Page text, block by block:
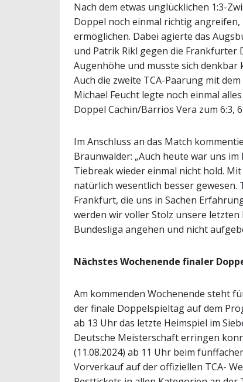
Nach dem etwas unglücklichen 1:3-
Doppel noch einmal richtig
ermöglichen. Dabei agierte das
und Patrik Rikl gegen die
Augenhöhe und musste sich denkbar
Auch die zweite TCA-Paarung mit
Michael Feucht legte noch einmal
Doppel Cachin/Barrios Vera zum 6:3,
Im Anschluss an das Match
Braunwalder: „Auch heute war uns
Tiebreak wieder einmal nicht hold.
natürlich wesentlich besser
Frankfurt, die uns in Sachen
werden wir voller Stolz unsere
Bundesliga angehen und nicht
Nächstes Wochenende finaler
Am kommenden Wochenende steht
der finale Doppelspieltag auf dem
ab 13 Uhr das letzte Heimspiel im
Deutsche Meisterschaft erringen
(11.08.2024) ab 11 Uhr beim
Vorverkauf auf der offiziellen TCA-